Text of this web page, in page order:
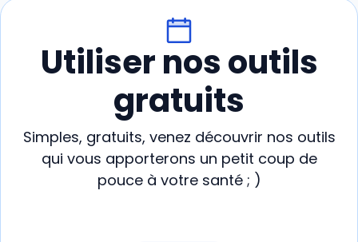
Utiliser nos outils
gratuits
Simples, gratuits, venez découvrir nos outils
qui vous apporterons un petit coup de
pouce à votre santé ; )